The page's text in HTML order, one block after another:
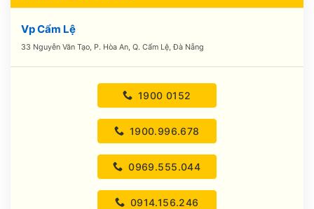
Vp Cẩm Lệ
33 Nguyễn Văn Tạo, P. Hòa An, Q. Cẩm Lệ, Đà Nẵng
1900 0152
1900.996.678
0969.555.044
0914.156.246